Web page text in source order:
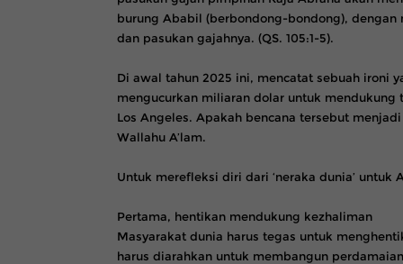
burung Ababil (berbondong-bondong),
dan pasukan gajahnya. (QS. 105:1-5).
Di awal tahun 2025 ini, mencatat sebuah ironi
mengucurkan miliaran dolar untuk mendukung
Los Angeles. Apakah bencana tersebut
Wallahu A’lam.
Untuk merefleksi diri dari ‘neraka dunia’
Pertama, hentikan mendukung kezhaliman
Masyarakat dunia harus tegas untuk
harus diarahkan untuk membangun